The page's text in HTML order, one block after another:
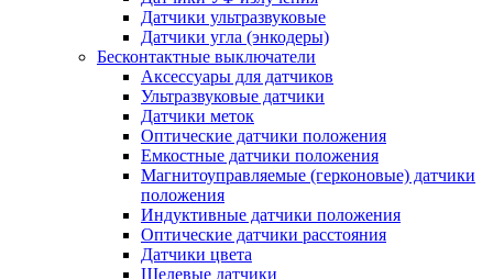
Датчики ультразвуковые
Датчики угла (энкодеры)
Бесконтактные выключатели
Аксессуары для датчиков
Ультразвуковые датчики
Датчики меток
Оптические датчики положения
Емкостные датчики положения
Магнитоуправляемые (герконовые) датчики
положения
Индуктивные датчики положения
Оптические датчики расстояния
Датчики цвета
Щелевые датчики